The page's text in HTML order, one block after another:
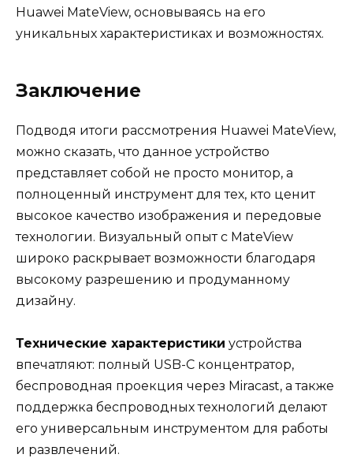
Huawei MateView, основываясь на его
уникальных характеристиках и возможностях.
Заключение
Подводя итоги рассмотрения Huawei MateView,
можно сказать, что данное устройство
представляет собой не просто монитор, а
полноценный инструмент для тех, кто ценит
высокое качество изображения и передовые
технологии. Визуальный опыт с MateView
широко раскрывает возможности благодаря
высокому разрешению и продуманному
дизайну.
Технические характеристики устройства
впечатляют: полный USB-C концентратор,
беспроводная проекция через Miracast, а также
поддержка беспроводных технологий делают
его универсальным инструментом для работы
и развлечений.